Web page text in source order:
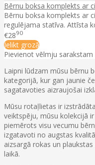
Bērnu boksa komplekts ar
Bērnu boksa komplekts ar
regulējama statīva. Attīsta
€2890
Ielikt grozā
Pievienot vēlmju sarakstam
Laipni lūdzam mūsu bērnu
kategorijā, kur gan jaunie
sagatavoties aizraujošai
Mūsu rotaļlietas ir
veiktspēju, mūsu kolekcijā
piemērots visu vecumu
izgatavoti no augstas
aizsargā rokas un
laikā.